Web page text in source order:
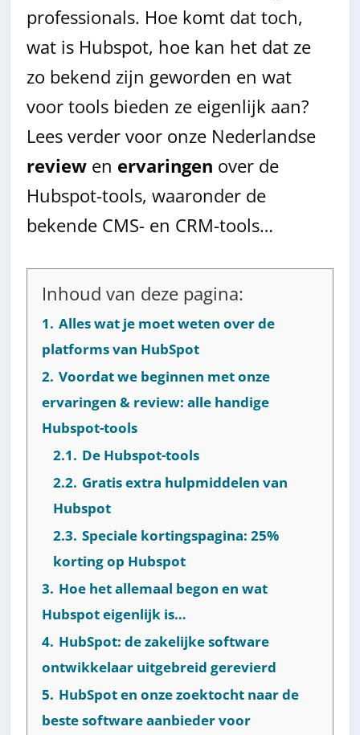
professionals. Hoe komt dat toch,
wat is Hubspot, hoe kan het dat ze
zo bekend zijn geworden en wat
voor tools bieden ze eigenlijk aan?
Lees verder voor onze Nederlandse
review en ervaringen over de
Hubspot-tools, waaronder de
bekende CMS- en CRM-tools…
Inhoud van deze pagina:
1. Alles wat je moet weten over de
platforms van HubSpot
2. Voordat we beginnen met onze
ervaringen & review: alle handige
Hubspot-tools
2.1. De Hubspot-tools
2.2. Gratis extra hulpmiddelen van
Hubspot
2.3. Speciale kortingspagina: 25%
korting op Hubspot
3. Hoe het allemaal begon en wat
Hubspot eigenlijk is…
4. HubSpot: de zakelijke software
ontwikkelaar uitgebreid gerevierd
5. HubSpot en onze zoektocht naar de
beste software aanbieder voor